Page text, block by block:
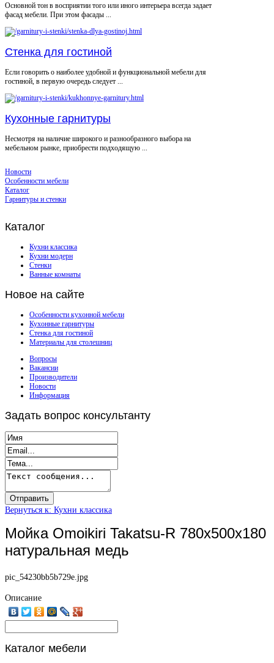
Основной тон в восприятии того или иного интерьера всегда задает
фасад мебели. При этом фасады ...
Стенка для гостиной
Если говорить о наиболее удобной и функциональной мебели для
гостиной, в первую очередь следует ...
Кухонные гарнитуры
Несмотря на наличие широкого и разнообразного выбора на
мебельном рынке, приобрести подходящую ...
Новости
Особенности мебели
Каталог
Гарнитуры и стенки
Каталог
Кухни классика
Кухни модерн
Стенки
Ванные комнаты
Новое на сайте
Особенности кухонной мебели
Кухонные гарнитуры
Стенка для гостиной
Материалы для столешниц
Вопросы
Вакансии
Производители
Новости
Информация
Задать вопрос консультанту
Вернуться к: Кухни классика
Мойка Omoikiri Takatsu-R 780x500x180
натуральная медь
pic_54230bb5b729e.jpg
Описание
Каталог мебели